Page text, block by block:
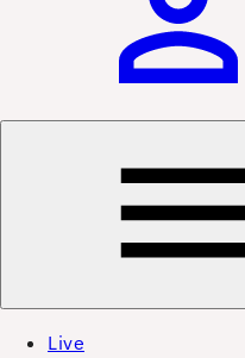
Live